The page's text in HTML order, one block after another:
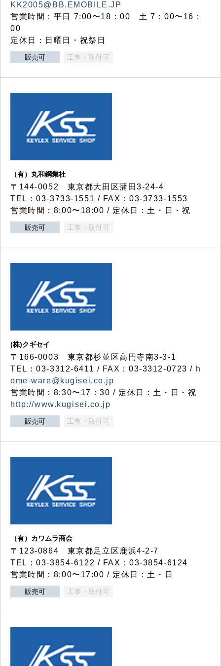
KK2005@BB.EMOBILE.JP
営業時間：平日 7:00〜18：00 土 7：00〜16：
00
定休日：日曜日・祝祭日
販売可 工事・取付可
（有）丸和鋼業社
〒144-0052 東京都大田区蒲田3-24-4
TEL：03-3733-1551 / FAX：03-3733-1553
営業時間：8:00〜18:00 / 定休日：土・日・祝
販売可 工事・取付可
(株)クギセイ
〒166-0003 東京都杉並区高円寺南3-3-1
TEL：03-3312-6411 / FAX：03-3312-0723 / h
ome-ware@kugisei.co.jp
営業時間：8:30〜17：30 / 定休日：土・日・祝
http://www.kugisei.co.jp
販売可 工事・取付可
（有）カワムラ商会
〒123-0864 東京都足立区鹿浜4-2-7
TEL：03-3854-6122 / FAX：03-3854-6124
営業時間：8:00〜17:00 / 定休日：土・日
販売可 工事・取付可